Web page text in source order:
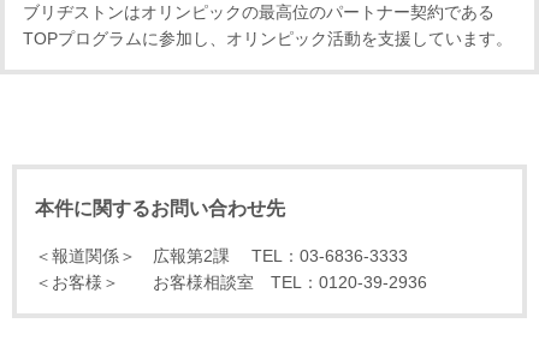
ブリヂストンはオリンピックの最高位のパートナー契約である
TOPプログラムに参加し、オリンピック活動を支援しています。
本件に関するお問い合わせ先
＜報道関係＞ 広報第2課 TEL：03-6836-3333
＜お客様＞ お客様相談室 TEL：0120-39-2936